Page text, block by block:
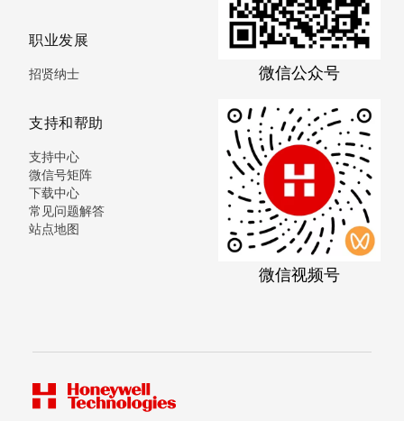
职业发展
招贤纳士
支持和帮助
支持中心
微信号矩阵
下载中心
常见问题解答
站点地图
微信公众号
微信视频号